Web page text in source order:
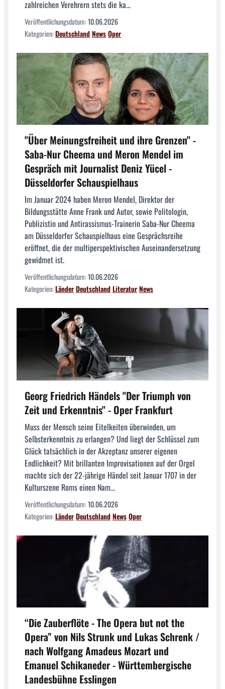
zahlreichen Verehrern stets die ka...
Veröffentlichungsdatum:10.06.2026
Kategorien:DeutschlandNewsOper
"Über Meinungsfreiheit und ihre Grenzen" -
Saba-Nur Cheema und Meron Mendel im
Gespräch mit Journalist Deniz Yücel -
Düsseldorfer Schauspielhaus
Im Januar 2024 haben Meron Mendel, Direktor der
Bildungsstätte Anne Frank und Autor, sowie Politologin,
Publizistin und Antirassismus-Trainerin Saba-Nur Cheema
am Düsseldorfer Schauspielhaus eine Gesprächsreihe
eröffnet, die der multiperspektivischen Auseinandersetzung
gewidmet ist.
Veröffentlichungsdatum:10.06.2026
Kategorien:LänderDeutschlandLiteraturNews
Georg Friedrich Händels "Der Triumph von
Zeit und Erkenntnis" - Oper Frankfurt
Muss der Mensch seine Eitelkeiten überwinden, um
Selbsterkenntnis zu erlangen? Und liegt der Schlüssel zum
Glück tatsächlich in der Akzeptanz unserer eigenen
Endlichkeit? Mit brillanten Improvisationen auf der Orgel
machte sich der 22-jährige Händel seit Januar 1707 in der
Kulturszene Roms einen Nam...
Veröffentlichungsdatum:10.06.2026
Kategorien:LänderDeutschlandNewsOper
“Die Zauberflöte - The Opera but not the
Opera” von Nils Strunk und Lukas Schrenk /
nach Wolfgang Amadeus Mozart und
Emanuel Schikaneder - Württembergische
Landesbühne Esslingen